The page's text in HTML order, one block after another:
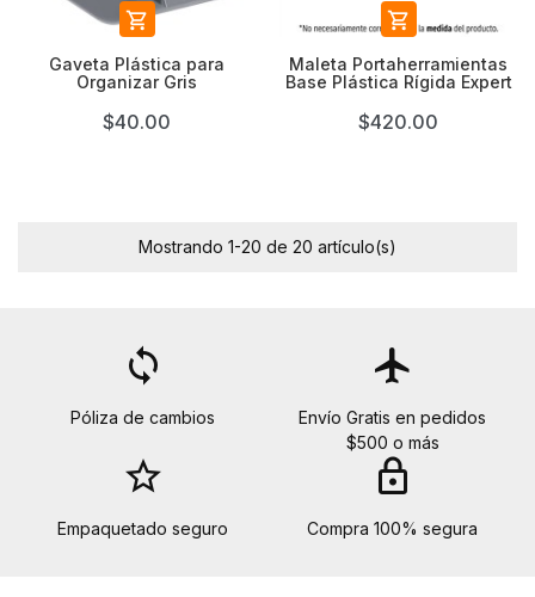

Gaveta Plástica para
Organizar Gris
$40.00

Maleta Portaherramientas
Base Plástica Rígida Expert
$420.00
Mostrando 1-20 de 20 artículo(s)
loop
Póliza de cambios
flight
Envío Gratis en pedidos
$500 o más
star_border
Empaquetado seguro
lock
Compra 100% segura